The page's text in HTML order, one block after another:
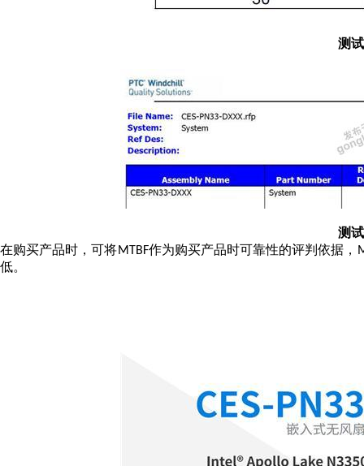
测
测
在购买产品时，可将MTBF作为购买产品时可靠性的评判依据，
低。